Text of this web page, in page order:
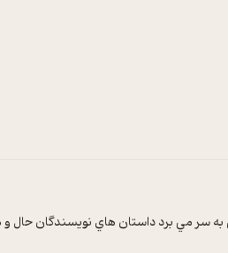
سر مي برد داستان هاي نويسندگان حال